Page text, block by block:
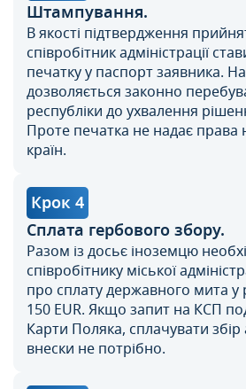
Штампування.
В якості підтвердження
співробітник адміністрації
печатку у паспорт заявника.
дозволяється законно
республіки до ухвалення
Проте печатка не надає права
країн.
Крок 4
Сплата гербового збору.
Разом із досьє іноземцю
співробітнику міської
про сплату державного мита у
150 EUR. Якщо запит на КСП
Карти Поляка, сплачувати збір
внески не потрібно.